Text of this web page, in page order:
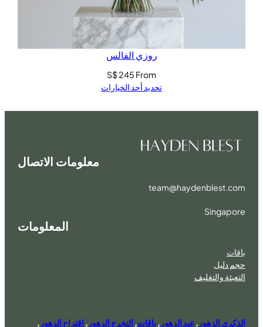
روزي الفالس
From
S$245
تحديد أحد الخيارات
معلومات الاتصال
team@haydenblest.com
Singapore
المعلومات
باقات
حجم دليل
التعبئة والتغليف
الذكرى الزهور ,عيد الزهور ,باقات, التخرج الزهور , اقتراح الزهور ,